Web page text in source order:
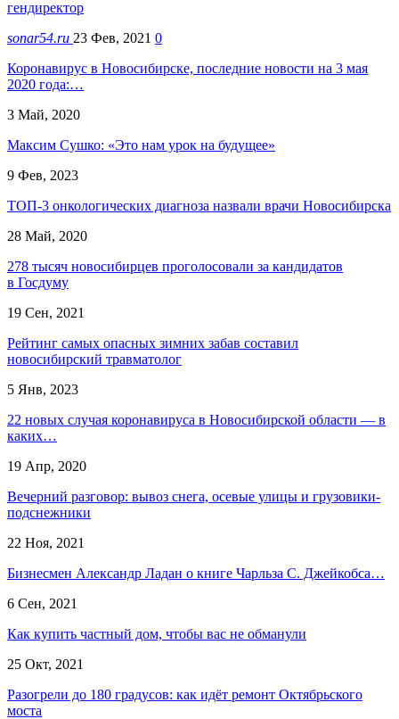
гендиректор
sonar54.ru 23 Фев, 2021 0
Коронавирус в Новосибирске, последние новости на 3 мая
2020 года:…
3 Май, 2020
Максим Сушко: «Это нам урок на будущее»
9 Фев, 2023
ТОП-3 онкологических диагноза назвали врачи Новосибирска
28 Май, 2020
278 тысяч новосибирцев проголосовали за кандидатов
в Госдуму
19 Сен, 2021
Рейтинг самых опасных зимних забав составил
новосибирский травматолог
5 Янв, 2023
22 новых случая коронавируса в Новосибирской области — в
каких…
19 Апр, 2020
Вечерний разговор: вывоз снега, осевые улицы и грузовики-
подснежники
22 Ноя, 2021
Бизнесмен Александр Ладан о книге Чарльза С. Джейкобса…
6 Сен, 2021
Как купить частный дом, чтобы вас не обманули
25 Окт, 2021
Разогрели до 180 градусов: как идёт ремонт Октябрьского
моста